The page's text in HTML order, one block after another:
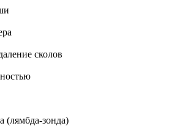
сколов
(лямбда-зонда)